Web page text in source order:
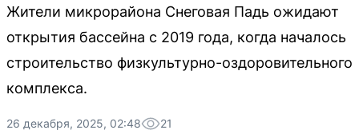
Жители микрорайона Снеговая Падь ожидают
открытия бассейна с 2019 года, когда началось
строительство физкультурно-оздоровительного
комплекса.
26 декабря, 2025, 02:48 21